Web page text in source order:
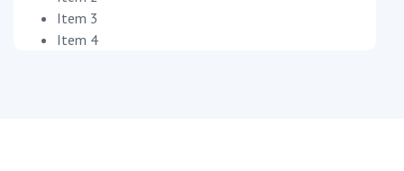
Item 3
Item 4